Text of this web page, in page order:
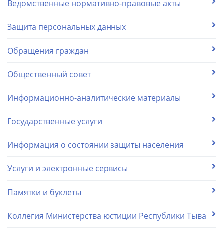
Ведомственные нормативно-правовые акты
Защита персональных данных
Обращения граждан
Общественный совет
Информационно-аналитические материалы
Государственные услуги
Информация о состоянии защиты населения
Услуги и электронные сервисы
Памятки и буклеты
Коллегия Министерства юстиции Республики Тыва